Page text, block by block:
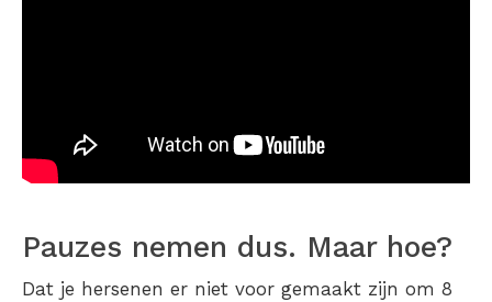
Pauzes nemen dus. Maar hoe?
Dat je hersenen er niet voor gemaakt zijn om 8